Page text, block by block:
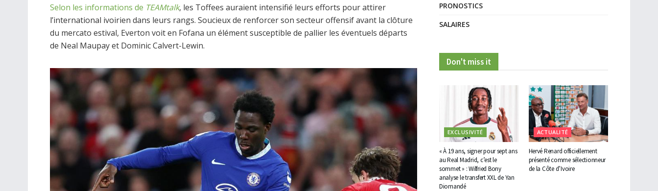
Selon les informations de TEAMtalk, les Toffees auraient intensifié leurs efforts pour attirer
l’international ivoirien dans leurs rangs. Soucieux de renforcer son secteur offensif avant la clôture
du mercato estival, Everton voit en Fofana un élément susceptible de pallier les éventuels départs
de Neal Maupay et Dominic Calvert-Lewin.
PRONOSTICS
SALAIRES
Don't miss it
EXCLUSIVITÉ
« À 19 ans, signer pour sept ans
au Real Madrid, c’est le
sommet » : Wilfried Bony
analyse le transfert XXL de Yan
Diomandé
ACTUALITÉ
Hervé Renard officiellement
présenté comme sélectionneur
de la Côte d’Ivoire